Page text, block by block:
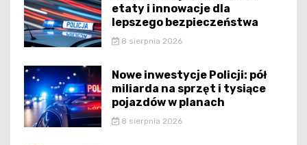
etaty i innowacje dla
lepszego bezpieczeństwa
8 sierpnia 2026
Nowe inwestycje Policji: pół
miliarda na sprzęt i tysiące
pojazdów w planach
8 sierpnia 2026